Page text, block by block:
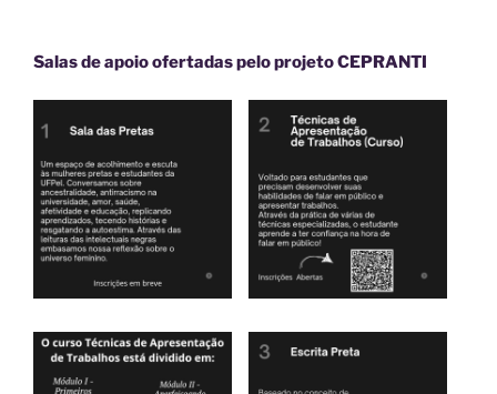
Salas de apoio ofertadas pelo projeto CEPRANTI